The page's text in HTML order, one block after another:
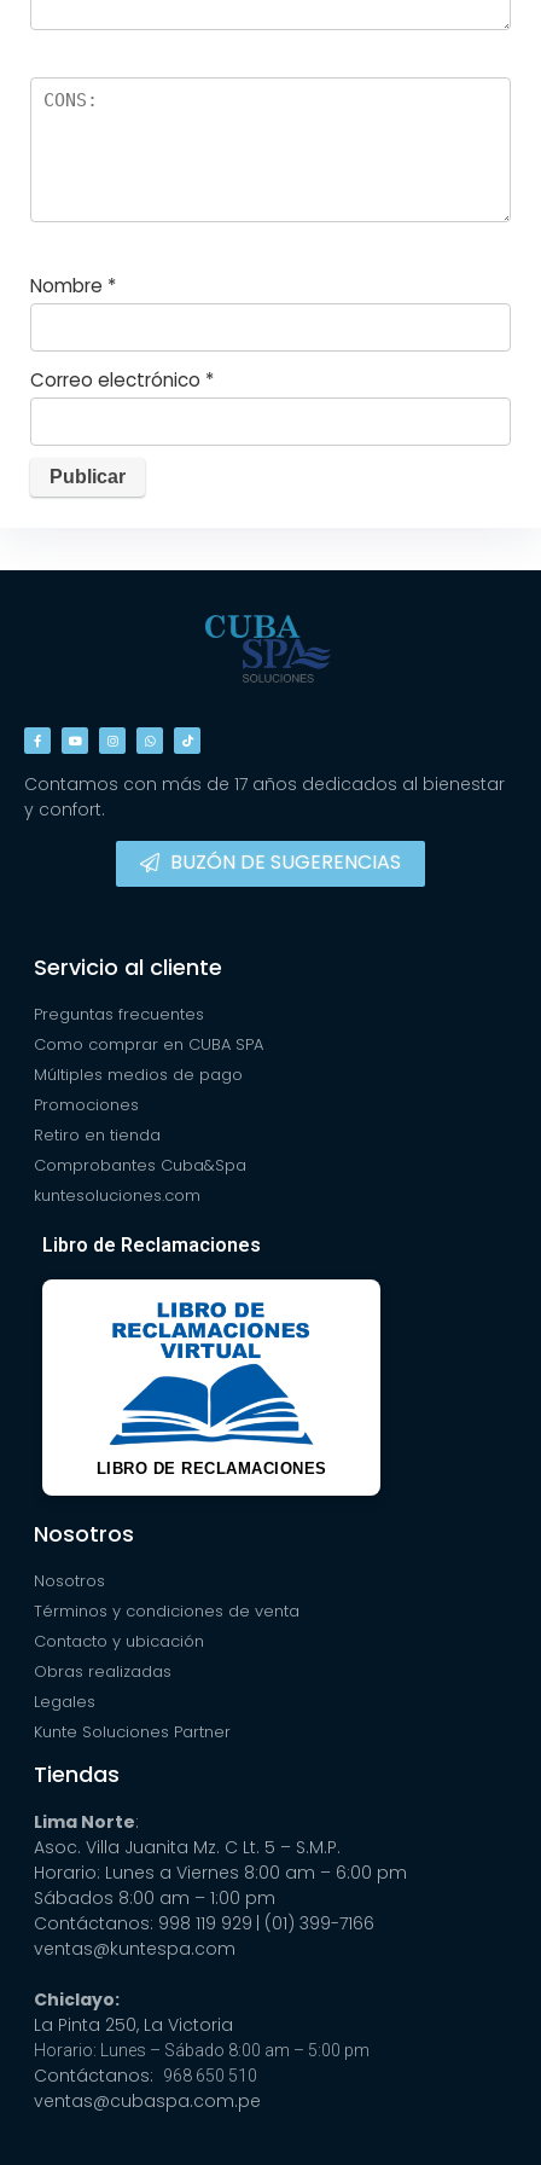
Nombre *
Correo electrónico *
Contamos con más de 17 años dedicados al bienestar
y confort.
BUZÓN DE SUGERENCIAS
Servicio al cliente
Preguntas frecuentes
Como comprar en CUBA SPA
Múltiples medios de pago
Promociones
Retiro en tienda
Comprobantes Cuba&Spa
kuntesoluciones.com
Libro de Reclamaciones
LIBRO DE RECLAMACIONES
Nosotros
Nosotros
Términos y condiciones de venta
Contacto y ubicación
Obras realizadas
Legales
Kunte Soluciones Partner
Tiendas
Lima Norte:
Asoc. Villa Juanita Mz. C Lt. 5 – S.M.P.
Horario: Lunes a Viernes 8:00 am – 6:00 pm
Sábados 8:00 am – 1:00 pm
Contáctanos: 998 119 929 | (01) 399-7166
ventas@kuntespa.com
Chiclayo:
La Pinta 250, La Victoria
Horario: Lunes – Sábado 8:00 am – 5:00 pm
Contáctanos: 968 650 510
ventas@cubaspa.com.pe